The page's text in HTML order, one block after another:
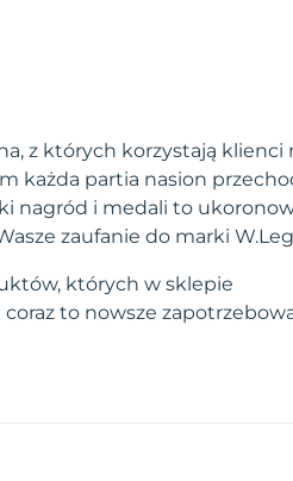
z których korzystają klienci
każda partia nasion
nagród i medali to
zaufanie do marki
których w sklepie
to nowsze